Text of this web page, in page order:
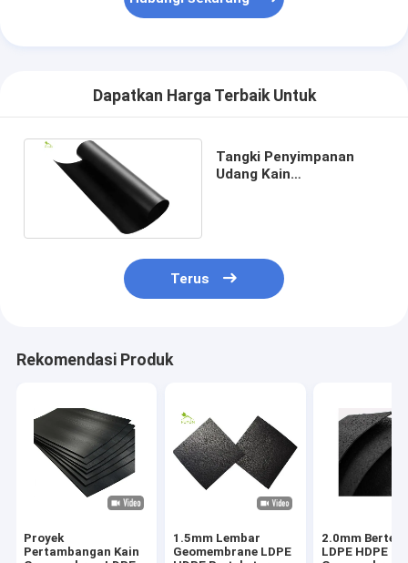
Dapatkan Harga Terbaik Untuk
Tangki Penyimpanan
Udang Kain
Terus
Rekomendasi Produk
Proyek
Pertambangan Kain
1.5mm Lembar
Geomembrane LDPE
2.0mm
LDPE HDPE